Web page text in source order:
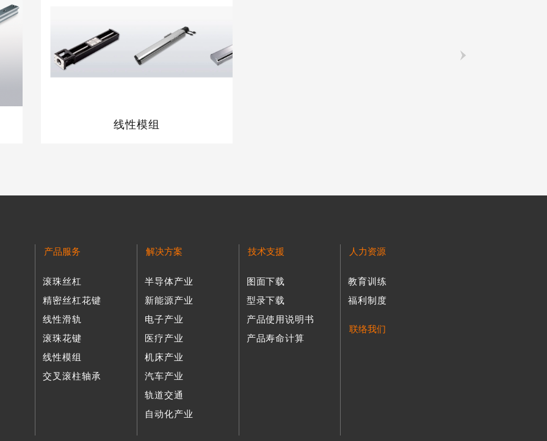
线性模组
产品服务
滚珠丝杠
精密丝杠花键
线性滑轨
滚珠花键
线性模组
交叉滚柱轴承
解决方案
半导体产业
新能源产业
电子产业
医疗产业
机床产业
汽车产业
轨道交通
自动化产业
技术支援
图面下载
型录下载
产品使用说明书
产品寿命计算
人力资源
教育训练
福利制度
联络我们